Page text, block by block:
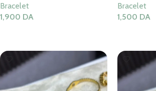
Bracelet
1,900 DA
Bracelet
1,500 DA